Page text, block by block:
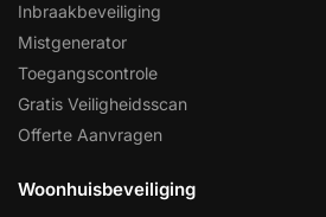
Inbraakbeveiliging
Mistgenerator
Toegangscontrole
Gratis Veiligheidsscan
Offerte Aanvragen
Woonhuisbeveiliging